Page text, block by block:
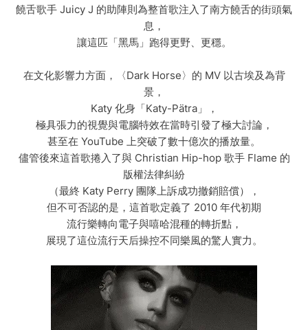
饒舌歌手 Juicy J 的助陣則為整首歌注入了南方饒舌的街頭氣
息，
讓這匹「黑馬」跑得更野、更穩。
在文化影響力方面，〈Dark Horse〉的 MV 以古埃及為背
景，
Katy 化身「Katy-Pätra」，
極具張力的視覺與電腦特效在當時引發了極大討論，
甚至在 YouTube 上突破了數十億次的播放量。
儘管後來這首歌捲入了與 Christian Hip-hop 歌手 Flame 的
版權法律糾紛
（最終 Katy Perry 團隊上訴成功撤銷賠償），
但不可否認的是，這首歌定義了 2010 年代初期
流行樂轉向電子與嘻哈混種的轉折點，
展現了這位流行天后操控不同樂風的驚人實力。